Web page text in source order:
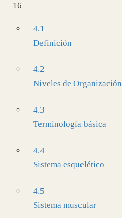
16
4.1
Definición
4.2
Niveles de Organización
4.3
Terminología básica
4.4
Sistema esquelético
4.5
Sistema muscular